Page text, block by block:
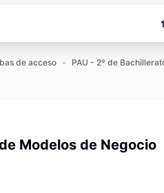
de acceso PAU - 2º de
Modelos de Negocio